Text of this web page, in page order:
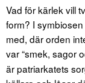
Vad för kärlek vill
form? I
med, där orden
var “smek, sagor
är patriarkatets